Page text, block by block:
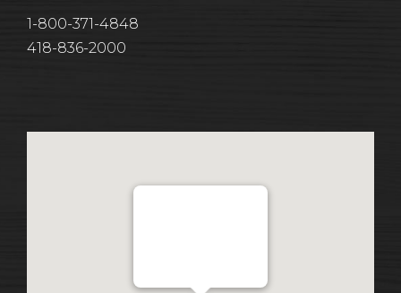
1-800-371-4848
418-836-2000